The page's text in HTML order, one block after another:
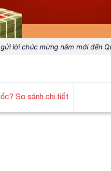
lời chúc mừng năm mới đến
So sánh chi tiết